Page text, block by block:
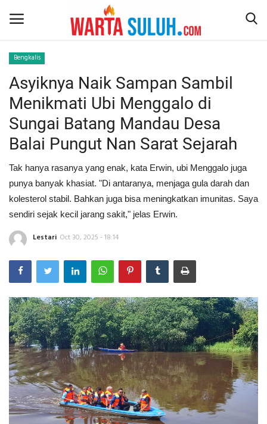
Home
NEWS
JAZIRAH RIAU
POLITIK
EKSBIS
PSPS PEKANBARU
LIFESTYLE
INDEKS
HEALTHY
Bengkalis
Asyiknya Naik Sampan Sambil
Menikmati Ubi Menggalo di
Sungai Batang Mandau Desa
Balai Pungut Nan Sarat Sejarah
Tak hanya rasanya yang enak, kata Erwin, ubi Menggalo juga
punya banyak khasiat. "Di antaranya, menjaga gula darah dan
kolesterol stabil. Bahkan juga bisa meningkatkan imunitas. Saya
sendiri sejak kecil jarang sakit," jelas Erwin.
Lestari Oct 30, 2025 - 18:14